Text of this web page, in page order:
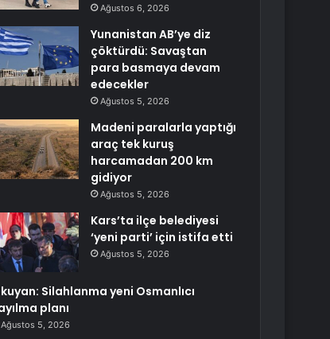
Ağustos 6, 2026
Yunanistan AB’ye diz
çöktürdü: Savaştan
para basmaya devam
edecekler
Ağustos 5, 2026
Madeni paralarla yaptığı
araç tek kuruş
harcamadan 200 km
gidiyor
Ağustos 5, 2026
Kars’ta ilçe belediyesi
‘yeni parti’ için istifa etti
Ağustos 5, 2026
Silahlanma yeni Osmanlıcı
planı
Ağustos 5, 2026